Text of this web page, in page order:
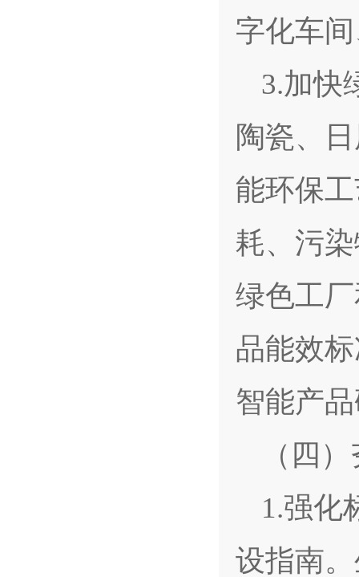
字化车
3.加快
陶瓷、
能环保
耗、污
绿色工
品能效
智能产
（四
1.强化
设指南